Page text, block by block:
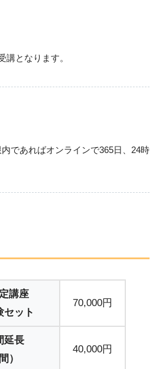
講となります。
であればオンラインで365日、24時
講座
セット
70,000円
延長
）
40,000円